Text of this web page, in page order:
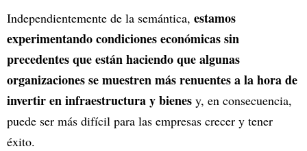
Independientemente de la semántica, estamos
experimentando condiciones económicas sin
precedentes que están haciendo que algunas
organizaciones se muestren más renuentes a la hora de
invertir en infraestructura y bienes y, en consecuencia,
puede ser más difícil para las empresas crecer y tener
éxito.